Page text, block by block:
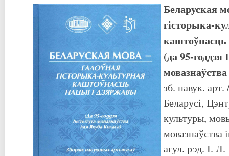
Беларуская
гісторыка-
(да 95-годдзя
зб. навук.
Беларусі,
культуры,
мовазнаўства
агул. рэд. І.